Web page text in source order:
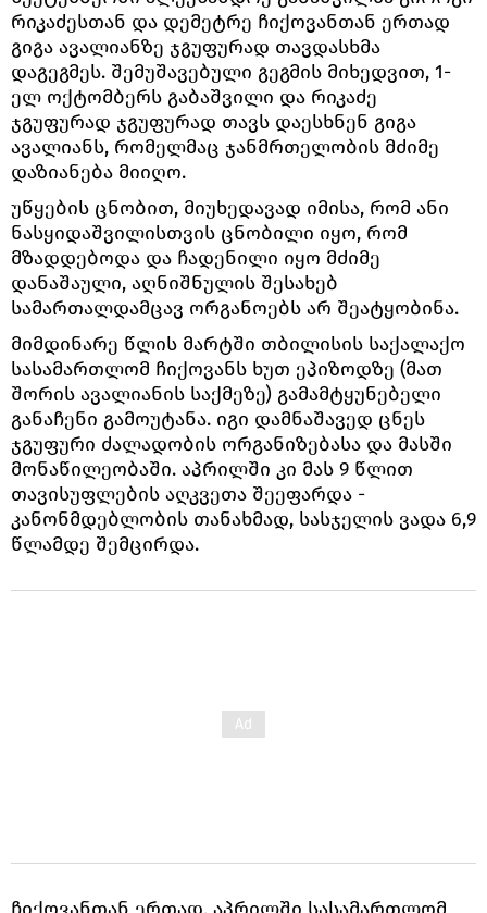
რიკაძესთან და დემეტრე ჩიქოვანთან ერთად
გიგა ავალიანზე ჯგუფურად თავდასხმა
დაგეგმეს. შემუშავებული გეგმის მიხედვით, 1-
ელ ოქტომბერს გაბაშვილი და რიკაძე
ჯგუფურად ჯგუფურად თავს დაესხნენ გიგა
ავალიანს, რომელმაც ჯანმრთელობის მძიმე
დაზიანება მიიღო.
უწყების ცნობით, მიუხედავად იმისა, რომ ანი
ნასყიდაშვილისთვის ცნობილი იყო, რომ
მზადდებოდა და ჩადენილი იყო მძიმე
დანაშაული, აღნიშნულის შესახებ
სამართალდამცავ ორგანოებს არ შეატყობინა.
მიმდინარე წლის მარტში თბილისის საქალაქო
სასამართლომ ჩიქოვანს ხუთ ეპიზოდზე (მათ
შორის ავალიანის საქმეზე) გამამტყუნებელი
განაჩენი გამოუტანა. იგი დამნაშავედ ცნეს
ჯგუფური ძალადობის ორგანიზებასა და მასში
მონაწილეობაში. აპრილში კი მას 9 წლით
თავისუფლების აღკვეთა შეეფარდა -
კანონმდებლობის თანახმად, სასჯელის ვადა 6,9
წლამდე შემცირდა.